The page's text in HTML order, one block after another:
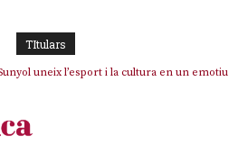
TItulars
uneix l’esport i la cultura en un emotiu
Puigtió: renuncia a Girona pels àudios però